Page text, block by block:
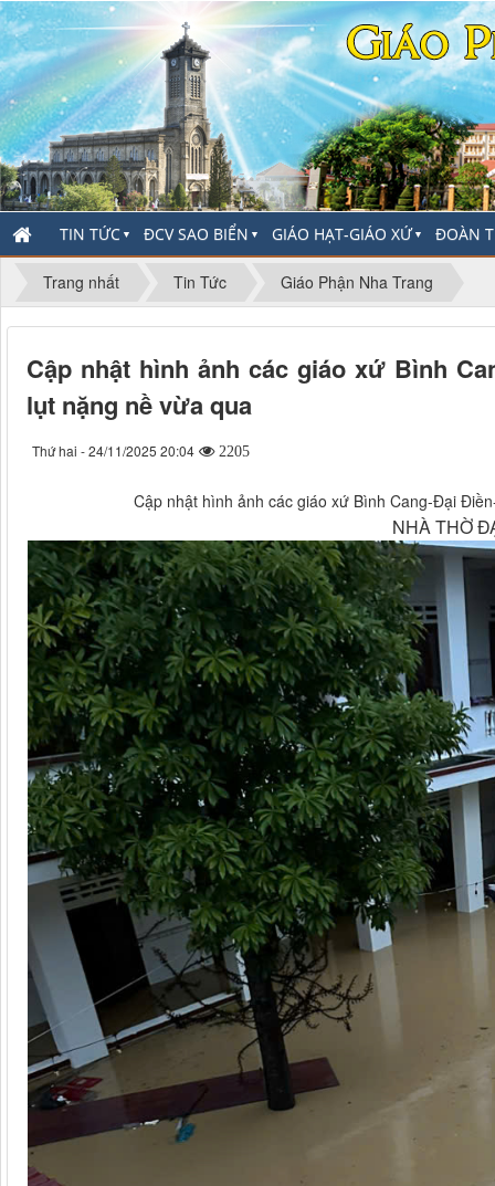
TIN TỨC ▼ ĐCV SAO BIỂN ▼ GIÁO HẠT-GIÁO XỨ▼ ĐOÀN
Trang nhất Tin Tức Giáo Phận Nha Trang
Cập nhật hình ảnh các giáo xứ Bình
lụt nặng nề vừa qua
Thứ hai - 24/11/2025 20:04 2205
Cập nhật hình ảnh các giáo xứ Bình Cang-Đại
NHÀ THỜ